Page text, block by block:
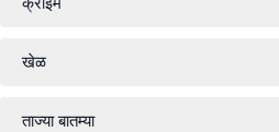
खेळ
ताज्या बातम्या